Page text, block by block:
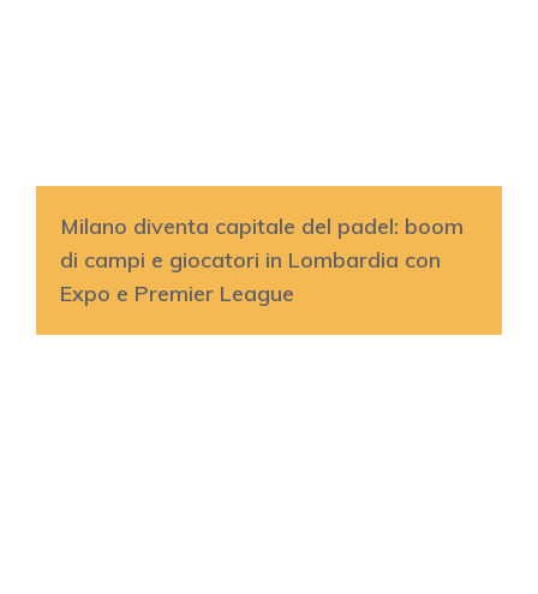
Milano diventa capitale del padel: boom
di campi e giocatori in Lombardia con
Expo e Premier League